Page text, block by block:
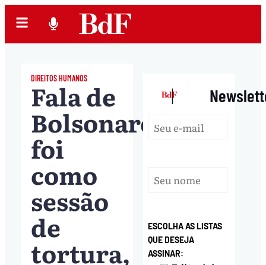
DIREITOS HUMANOS
Fala de
Bolsonaro
foi
como
sessão
de
tortura,
|
ESCOLHA AS LISTAS
QUE DESEJA
ASSINAR: